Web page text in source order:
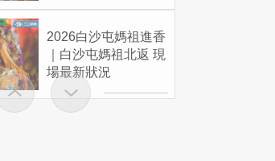
2026白沙屯媽祖進香
｜白沙屯媽祖北返 現
場最新狀況